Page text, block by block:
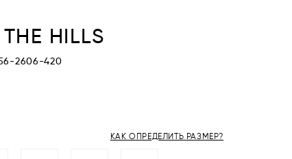
HILLS
2606-420
КАК ОПРЕДЕЛИТЬ РАЗМЕР?